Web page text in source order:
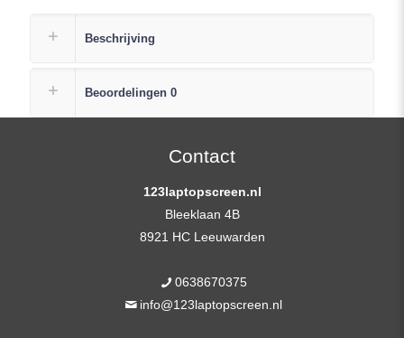
Replacement
Laptop
Beschrijving
Beoordelingen 0
Contact
123laptopscreen.nl
Bleeklaan 4B
8921 HC Leeuwarden
0638670375
info@123laptopscreen.nl